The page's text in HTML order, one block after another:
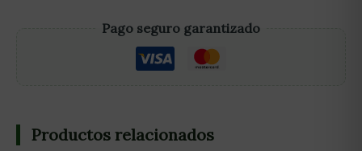
Pago seguro garantizado
Productos relacionados